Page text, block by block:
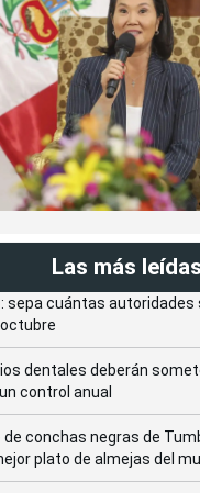
Las más leídas
sepa cuántas autoridades
dentales deberán
control anual
de conchas negras de
plato de almejas del